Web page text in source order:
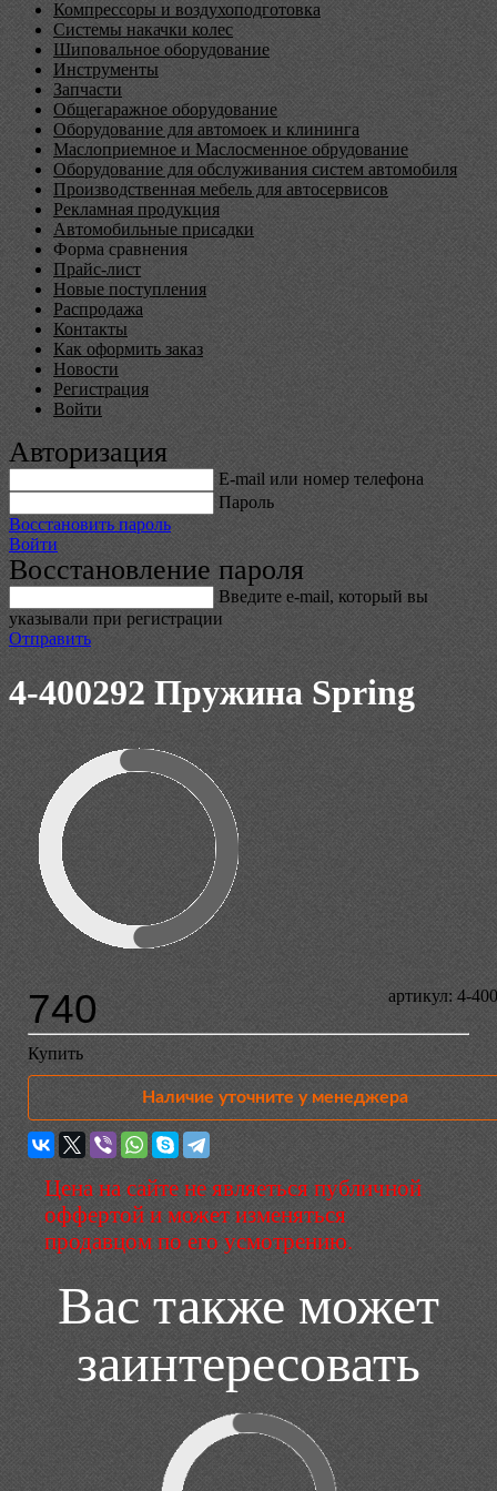
Компрессоры и воздухоподготовка
Системы накачки колес
Шиповальное оборудование
Инструменты
Запчасти
Общегаражное оборудование
Оборудование для автомоек и клининга
Маслоприемное и Маслосменное обрудование
Оборудование для обслуживания систем автомобиля
Производственная мебель для автосервисов
Рекламная продукция
Автомобильные присадки
Форма сравнения
Прайс-лист
Новые поступления
Распродажа
Контакты
Как оформить заказ
Новости
Регистрация
Войти
Авторизация
E-mail или номер телефона
Пароль
Восстановить пароль
Войти
Восстановление пароля
Введите е-mail, который вы
указывали при регистрации
Отправить
4-400292 Пружина Spring
артикул: 4-
740
Купить
Наличие уточните у менеджера
Цена на сайте не являеться публичной
оффертой и может изменяться
продавцом по его усмотрению.
Вас также может
заинтересовать